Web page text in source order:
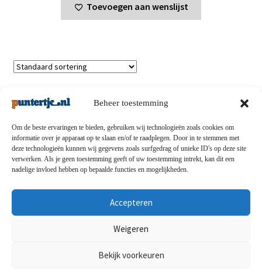
Beheer toestemming
Om de beste ervaringen te bieden, gebruiken wij technologieën zoals cookies om
informatie over je apparaat op te slaan en/of te raadplegen. Door in te stemmen met
deze technologieën kunnen wij gegevens zoals surfgedrag of unieke ID's op deze site
verwerken. Als je geen toestemming geeft of uw toestemming intrekt, kan dit een
nadelige invloed hebben op bepaalde functies en mogelijkheden.
Accepteren
Weigeren
Bekijk voorkeuren
Toevoegen aan wenslijst
Privacybeleid-Verzending en retouren-Algemene
voorwaarden-Disclaimert-Betaalmethoden-Over ons